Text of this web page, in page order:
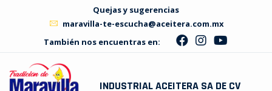
Quejas y sugerencias
maravilla-te-escucha@aceitera.com.mx
También nos encuentras en:
INDUSTRIAL ACEITERA SA DE CV